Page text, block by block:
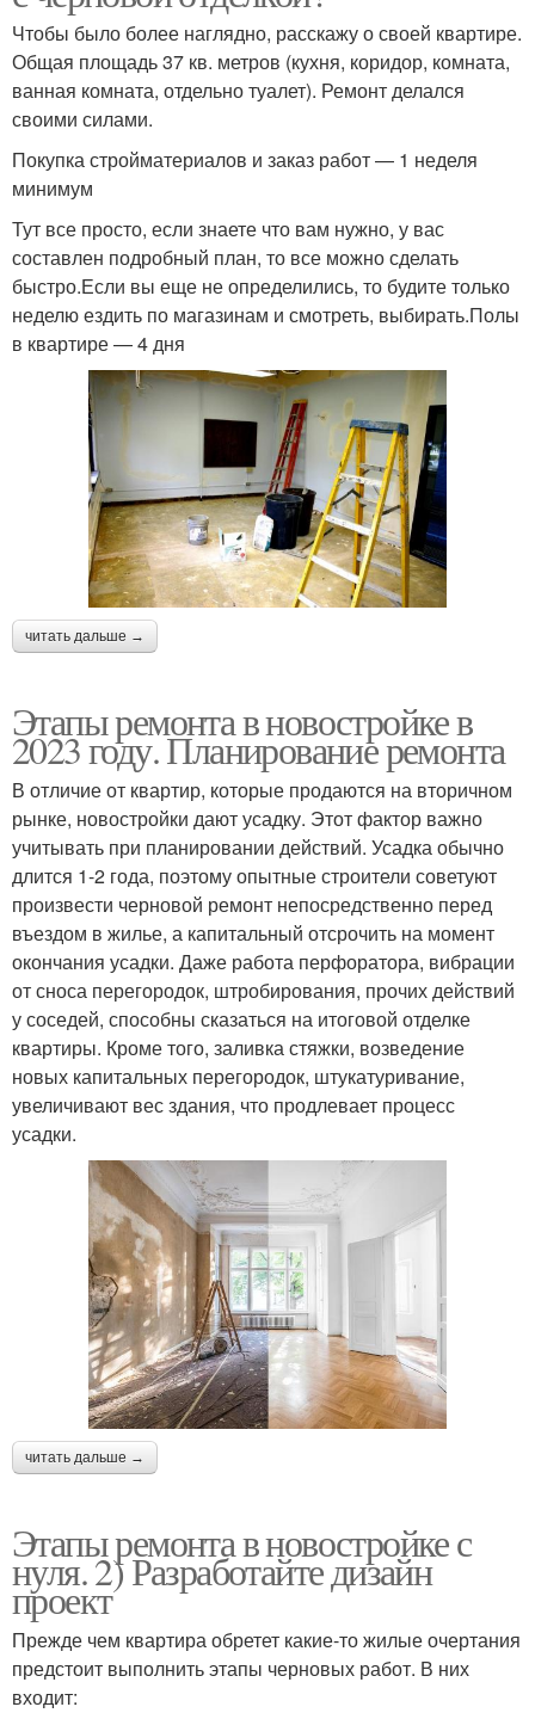
Чтобы было более наглядно, расскажу о своей квартире.
Общая площадь 37 кв. метров (кухня, коридор, комната,
ванная комната, отдельно туалет). Ремонт делался
своими силами.
Покупка стройматериалов и заказ работ — 1 неделя
минимум
Тут все просто, если знаете что вам нужно, у вас
составлен подробный план, то все можно сделать
быстро.Если вы еще не определились, то будите только
неделю ездить по магазинам и смотреть, выбирать.Полы
в квартире — 4 дня
читать дальше →
Этапы ремонта в новостройке в
2023 году. Планирование ремонта
В отличие от квартир, которые продаются на вторичном
рынке, новостройки дают усадку. Этот фактор важно
учитывать при планировании действий. Усадка обычно
длится 1-2 года, поэтому опытные строители советуют
произвести черновой ремонт непосредственно перед
въездом в жилье, а капитальный отсрочить на момент
окончания усадки. Даже работа перфоратора, вибрации
от сноса перегородок, штробирования, прочих действий
у соседей, способны сказаться на итоговой отделке
квартиры. Кроме того, заливка стяжки, возведение
новых капитальных перегородок, штукатуривание,
увеличивают вес здания, что продлевает процесс
усадки.
читать дальше →
Этапы ремонта в новостройке с
нуля. 2) Разработайте дизайн
проект
Прежде чем квартира обретет какие-то жилые очертания
предстоит выполнить этапы черновых работ. В них
входит: